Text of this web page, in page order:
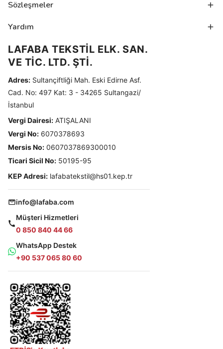
Sözleşmeler
Yardım
LAFABA TEKSTİL ELK. SAN.
VE TİC. LTD. ŞTİ.
Adres: Sultançiftliği Mah. Eski Edirne Asf.
Cad. No: 497 Kat: 3 - 34265 Sultangazi/
İstanbul
Vergi Dairesi: ATIŞALANI
Vergi No: 6070378693
Mersis No: 0607037869300010
Ticari Sicil No: 50195-95
KEP Adresi: lafabatekstil@hs01.kep.tr
info@lafaba.com
Müşteri Hizmetleri
0 850 840 44 66
WhatsApp Destek
+90 537 065 80 60